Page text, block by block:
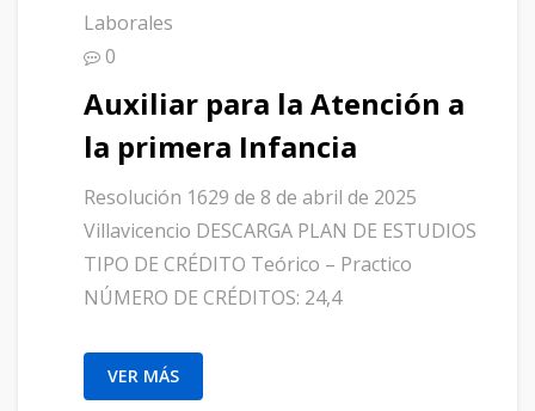
Laborales
0
Auxiliar para la Atención a
la primera Infancia
Resolución 1629 de 8 de abril de 2025
Villavicencio DESCARGA PLAN DE ESTUDIOS
TIPO DE CRÉDITO Teórico – Practico
NÚMERO DE CRÉDITOS: 24,4
VER MÁS